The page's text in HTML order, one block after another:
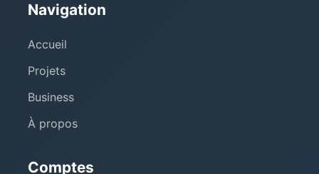
Navigation
Accueil
Projets
Business
À propos
Comptes